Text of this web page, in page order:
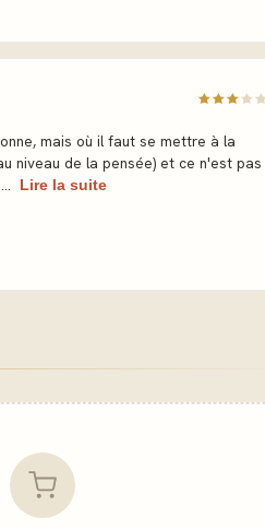
mais où il faut se mettre à la
niveau de la pensée) et ce n'est pas
Lire la suite